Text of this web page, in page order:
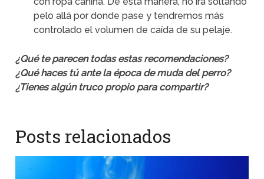
pelo allá por donde pase y tendremos más
controlado el volumen de caída de su pelaje.
¿Qué te parecen todas estas recomendaciones?
¿Qué haces tú ante la época de muda del perro?
¿Tienes algún truco propio para compartir?
Posts relacionados